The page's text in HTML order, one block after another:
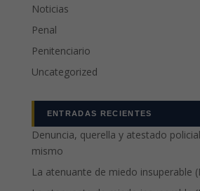
Noticias
Penal
Penitenciario
Uncategorized
ENTRADAS RECIENTES
Denuncia, querella y atestado
mismo
La atenuante de miedo insuperable